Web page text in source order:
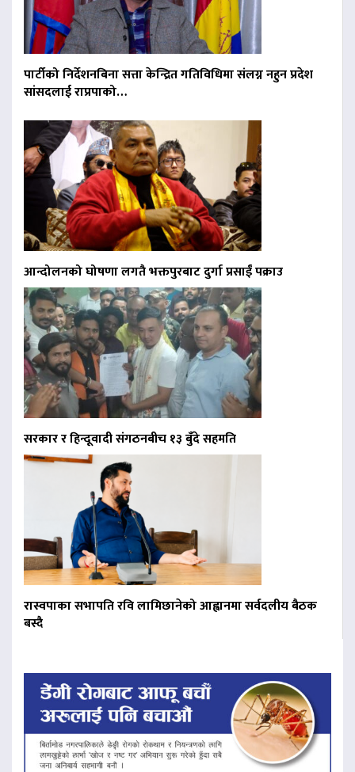
पार्टीको निर्देशनबिना सत्ता केन्द्रित गतिविधिमा संलग्न नहुन प्रदेश
सांसदलाई राप्रपाको…
आन्दोलनको घोषणा लगतै भक्तपुरबाट दुर्गा प्रसाईं पक्राउ
सरकार र हिन्दूवादी संगठनबीच १३ बुँदे सहमति
रास्वपाका सभापति रवि लामिछानेको आह्वानमा सर्वदलीय बैठक
बस्दै